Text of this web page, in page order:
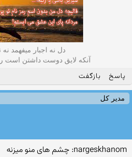
دل نه اجبار میفهمد
آنکه لایق دوست داشتن است
پاسخ بازگفت
مدیر کل
nargeskhanom: چشم های منو میزنه